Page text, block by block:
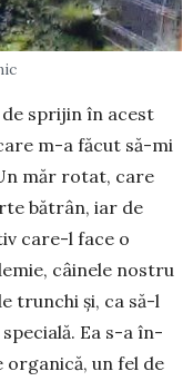
sprijin în acest
m-a făcut să-mi
măr rotat, care
bătrân, iar de
care-l face o
câinele nostru
trunchi şi, ca să-l
Ea s-a în­
un fel de